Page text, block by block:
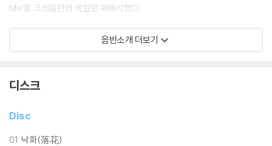
Me’를 크레즐만의 색깔로 재해석했다.
마지막으로 ‘그게 너라서’는 잔잔한 발라드곡으로, 크레즐의 음악을 기다
린 팬들에게 고마움을 전하는 팬송이다.
아이돌 조진호, 뮤지컬배우 임규형, 소리꾼 김수인 그리고 성악가 이승민
‘즐겁다’의 즐을 합해 만든 이름으로, 4인 4색의 색다르고 다채로운 매력
음반소개 더보기
디스크
Disc
01 낙화(落花)